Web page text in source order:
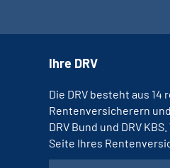
Ihre DRV
Die DRV besteht aus 14
Rentenversicherern
DRV Bund und DRV
Seite Ihres